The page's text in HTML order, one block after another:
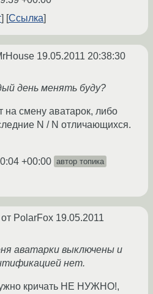
Ссылка
19.05.2011 20:38:30
день менять буду?
на смену аватарок, либо
N / N отличающихся.
+00:00 автор топика
от PolarFox 19.05.2011
аватарки выключены и
нет.
кричать НЕ НУЖНО!,